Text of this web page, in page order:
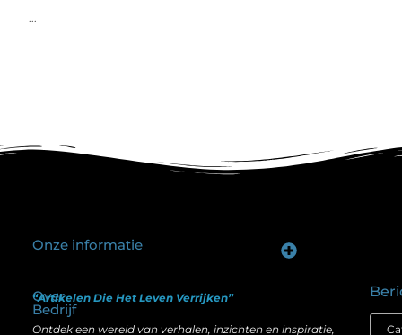
...
Over
Bedrijf
“Artikelen Die Het Leven Verrijken”
Ontdek een wereld van verhalen, inzichten en inspiratie,
Onze informatie